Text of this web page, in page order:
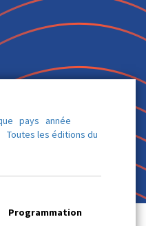
pays année
Toutes les éditions du
Programmation